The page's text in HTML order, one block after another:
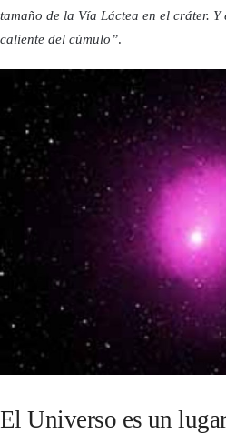
tamaño de la Vía Láctea en el cráter. Y
caliente del cúmulo”.
El Universo es un